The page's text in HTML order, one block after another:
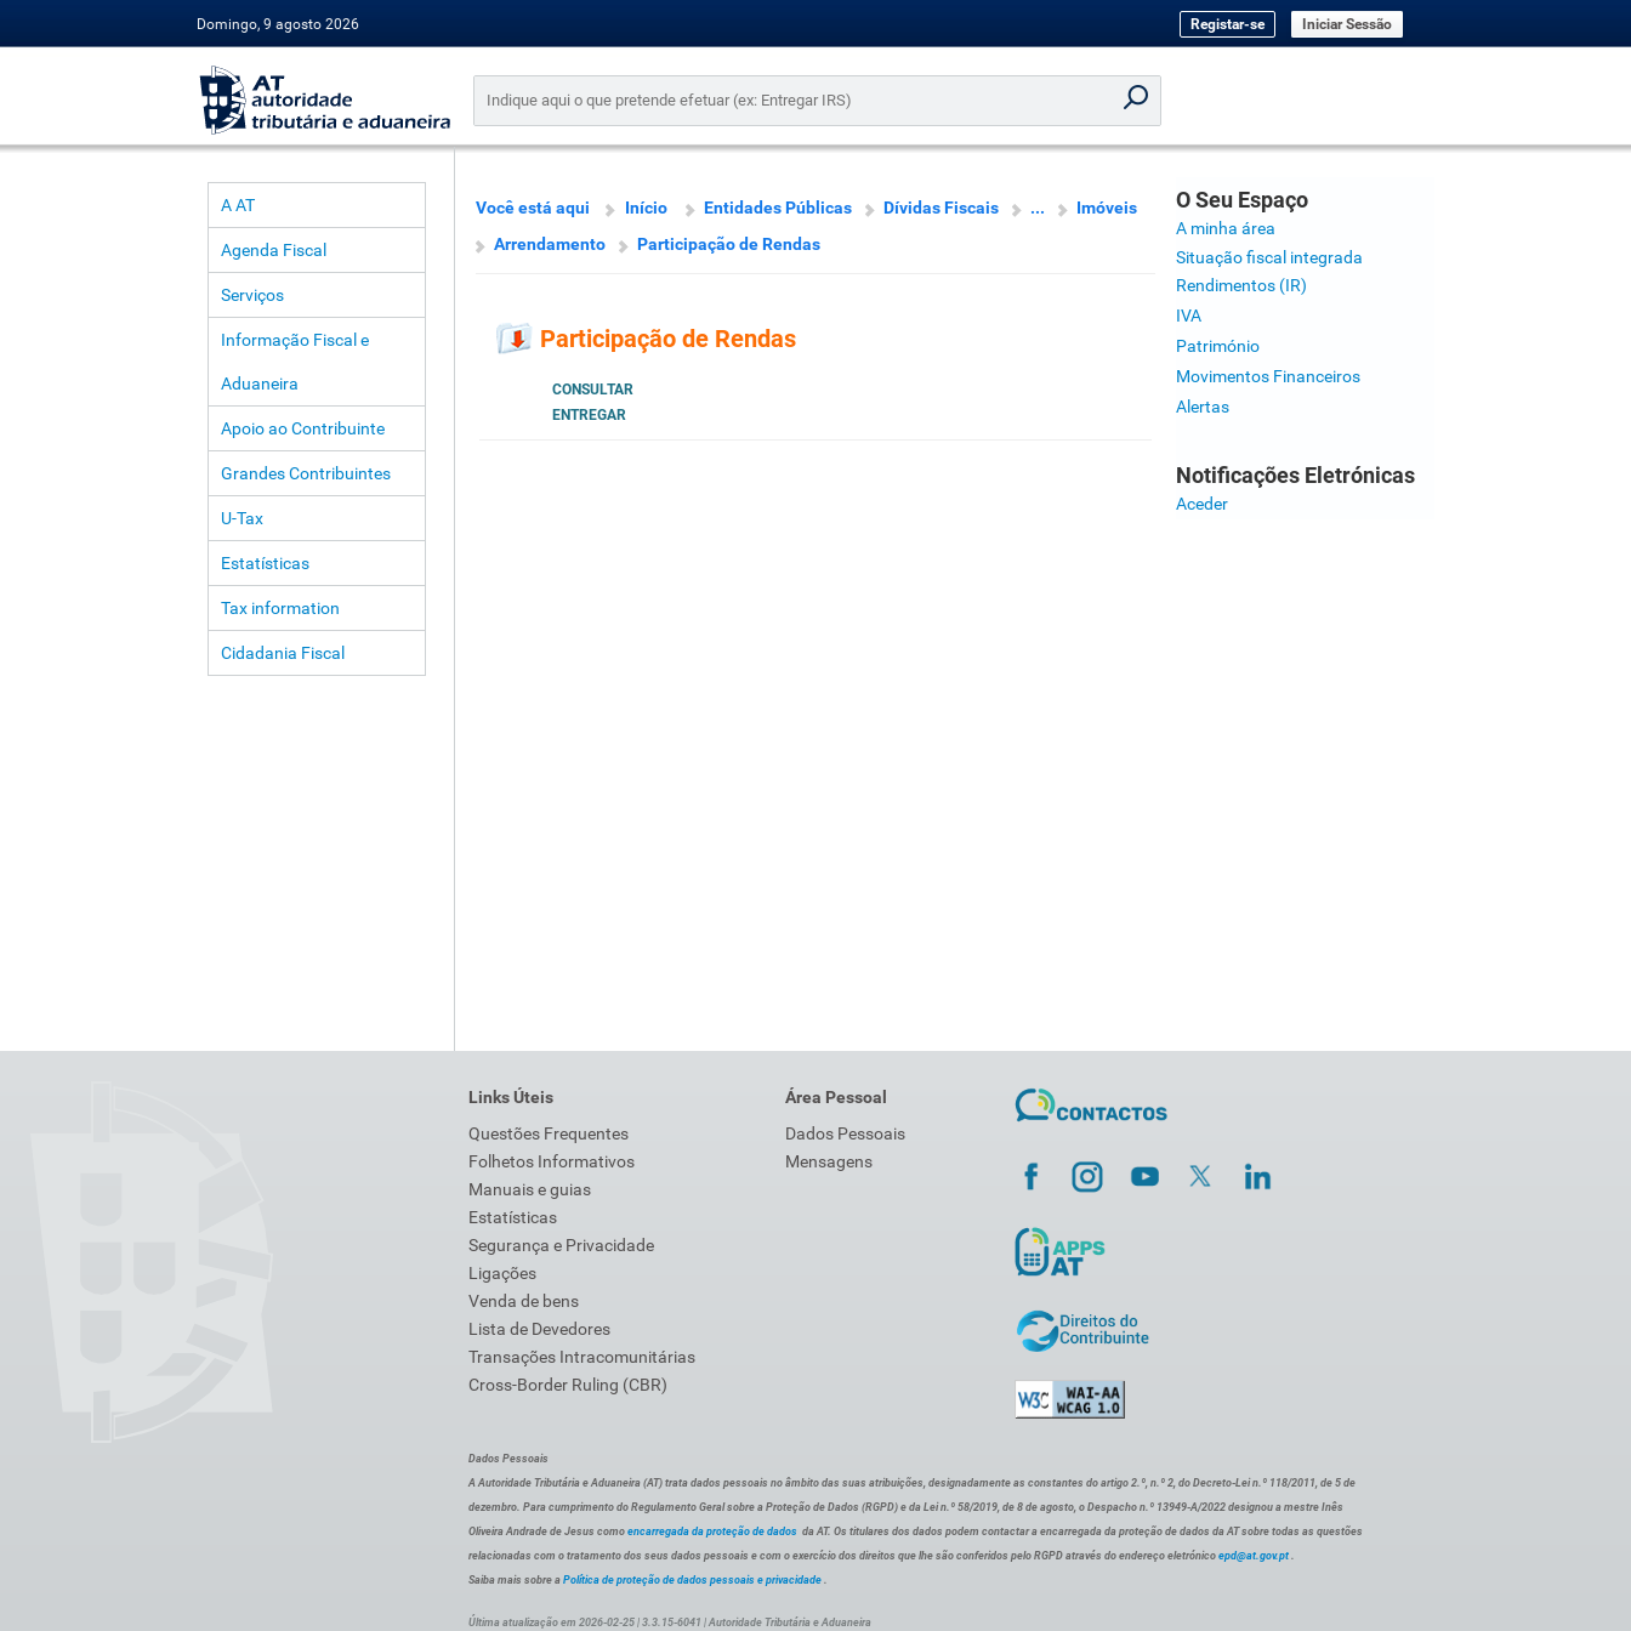
Domingo, 9 agosto 2026 Registar-se Iniciar Sessão
A AT
Agenda Fiscal
Serviços
Informação Fiscal e
Aduaneira
Apoio ao Contribuinte
Grandes Contribuintes
U-Tax
Estatísticas
Tax information
Cidadania Fiscal
Você está aqui Início Entidades Públicas Dívidas Fiscais ...
Imóveis
Arrendamento
Participação de Rendas
Participação de Rendas
CONSULTAR
ENTREGAR
O Seu Espaço
A minha área
Situação fiscal integrada
Rendimentos (IR)
IVA
Património
Movimentos Financeiros
Alertas
Notificações Eletrónicas
Aceder
Links Úteis
Questões Frequentes
Folhetos Informativos
Manuais e guias
Estatísticas
Segurança e Privacidade
Ligações
Venda de bens
Lista de Devedores
Transações Intracomunitárias
Cross-Border Ruling (CBR)
Área Pessoal
Dados Pessoais
Mensagens
Dados Pessoais
A Autoridade Tributária e Aduaneira (AT) trata dados pessoais no âmbito das suas atribuições, designadamente as constantes do artigo 2.º, n.º 2, do Decreto-Lei n.º 118/2011, de 5 de
dezembro. Para cumprimento do Regulamento Geral sobre a Proteção de Dados (RGPD) e da Lei n.º 58/2019, de 8 de agosto, o Despacho n.º 13949-A/2022 designou a mestre Inês
Oliveira Andrade de Jesus como encarregada da proteção de dados da AT. Os titulares dos dados podem contactar a encarregada da proteção de dados da AT sobre todas as questões
relacionadas com o tratamento dos seus dados pessoais e com o exercício dos direitos que lhe são conferidos pelo RGPD através do endereço eletrónico epd@at.gov.pt .
Saiba mais sobre a Política de proteção de dados pessoais e privacidade .
Última atualização em 2026-02-25 | 3.3.15-6041 | Autoridade Tributária e Aduaneira